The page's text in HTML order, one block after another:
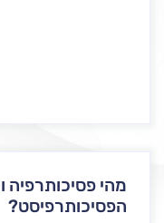
מהי פסיכותרפיה
הפסיכותרפיסט?